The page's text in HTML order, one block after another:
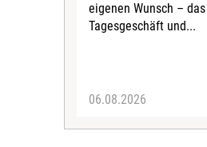
eigenen Wunsch – das
Tagesgeschäft und...
06.08.2026